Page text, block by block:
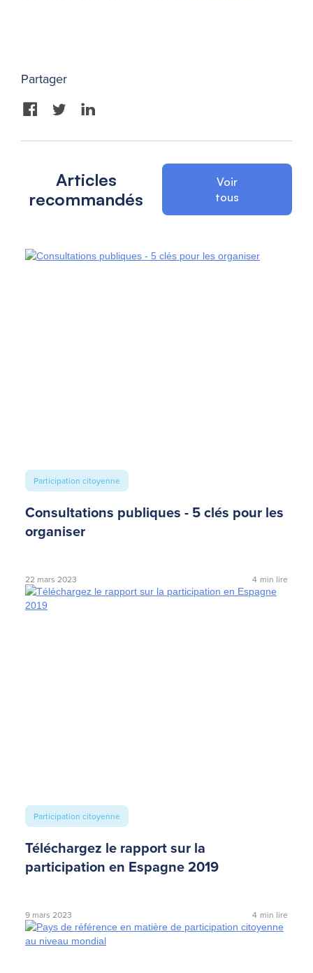
Partager
Articles
recommandés
Voir
tous
Participation citoyenne
Consultations publiques - 5 clés pour les
organiser
22 mars 2023 4 min lire
Participation citoyenne
Téléchargez le rapport sur la
participation en Espagne 2019
9 mars 2023 4 min lire